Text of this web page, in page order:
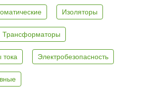
Изоляторы
Трансформаторы
Электробезопасность